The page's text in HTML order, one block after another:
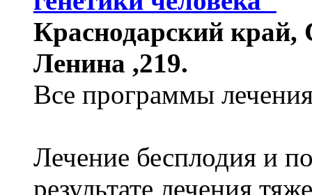
Краснодарский
Ленина ,219.
Все программы
Лечение бесплодия и
результате лечения